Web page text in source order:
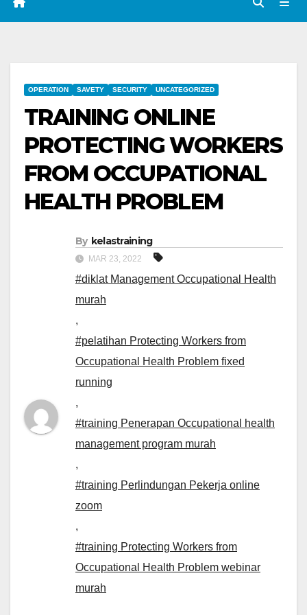
OPERATION SAVETY SECURITY UNCATEGORIZED
TRAINING ONLINE
PROTECTING WORKERS
FROM OCCUPATIONAL
HEALTH PROBLEM
By kelastraining
MAR 23, 2022
#diklat Management Occupational Health
murah
,
#pelatihan Protecting Workers from
Occupational Health Problem fixed
running
,
#training Penerapan Occupational health
management program murah
,
#training Perlindungan Pekerja online
zoom
,
#training Protecting Workers from
Occupational Health Problem webinar
murah